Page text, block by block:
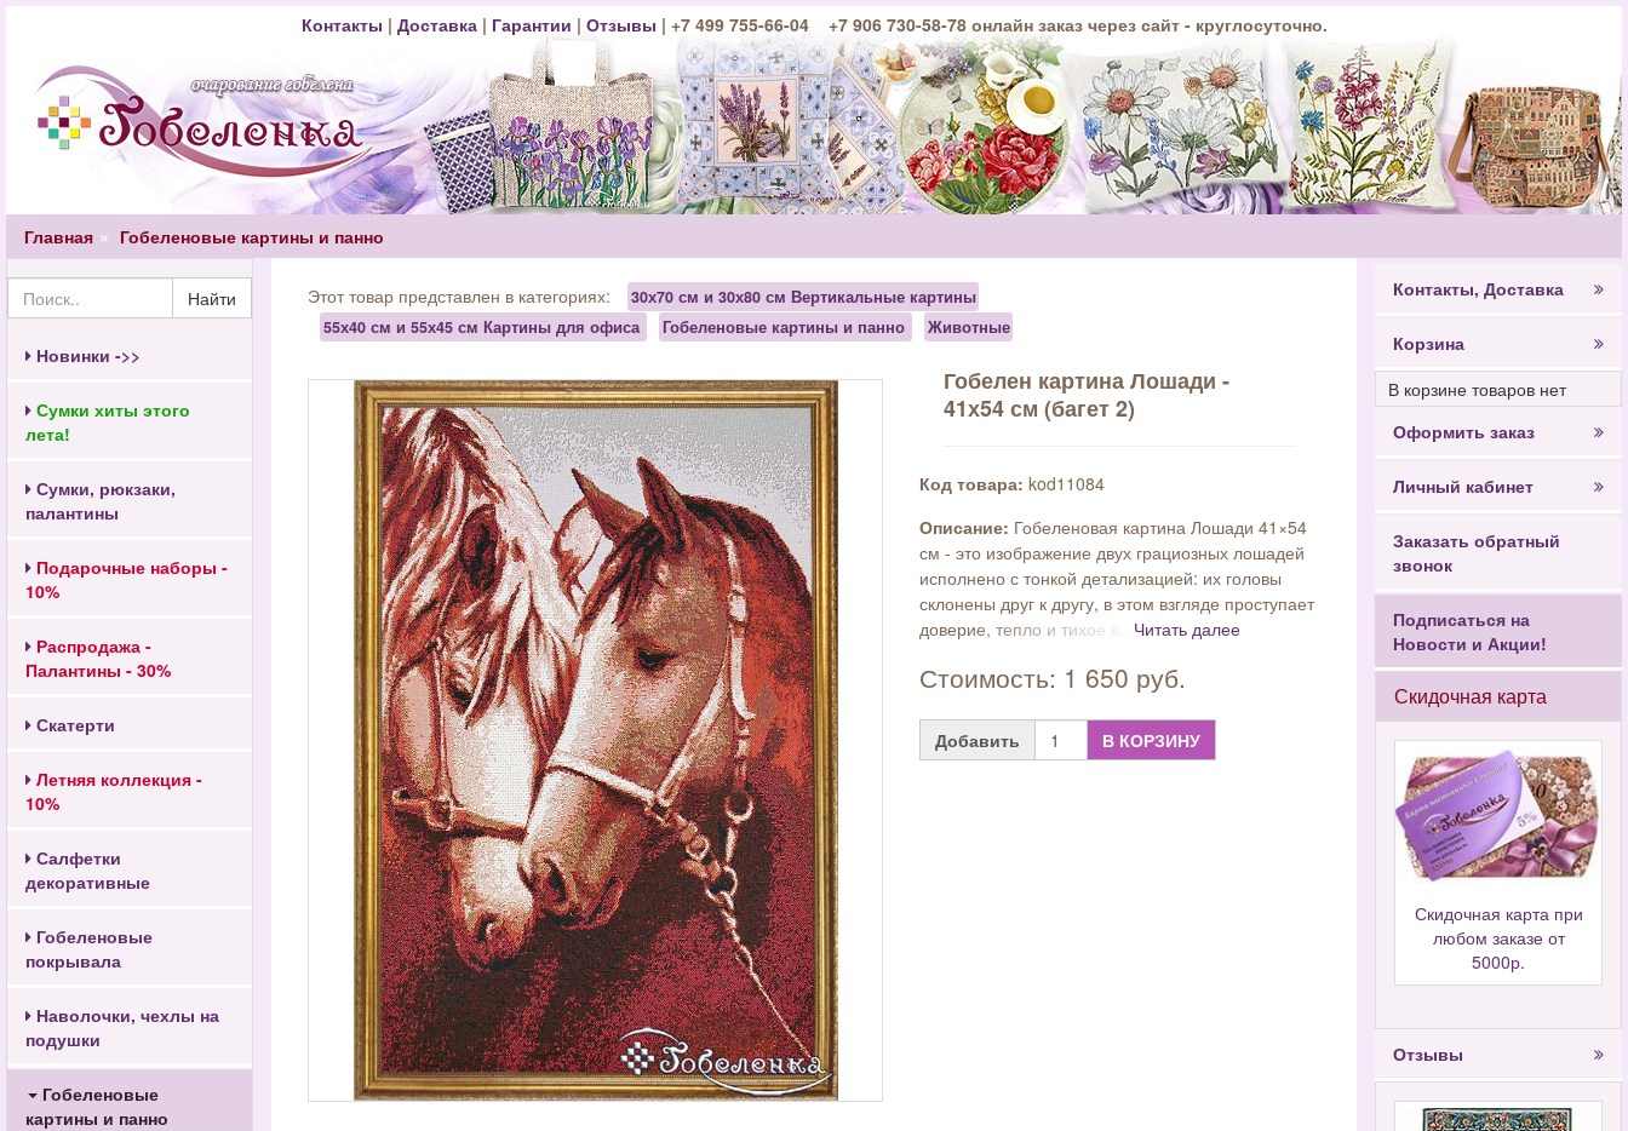
Контакты | Доставка| Гарантии | Отзывы | +7 499 755-66-04 +7 906 730-58-78 онлайн заказ через сайт - круглосуточно.
Главная Гобеленовые картины и панно
Найти
Новинки ->>
Сумки хиты этого
лета!
Сумки, рюкзаки,
палантины
Подарочные наборы -
10%
Распродажа -
Палантины - 30%
Скатерти
Летняя коллекция -
10%
Салфетки
декоративные
Гобеленовые
покрывала
Наволочки, чехлы на
подушки
Гобеленовые
картины и панно
Этот товар представлен в категориях:
30х70 см и 30х80 см Вертикальные картины
55х40 см и 55х45 см Картины для офиса
Гобеленовые картины и панно Животные
Гобелен картина Лошади -
41х54 см (багет 2)
Код товара: kod11084
Описание: Гобеленовая картина Лошади 41×54
см - это изображение двух грациозных лошадей
исполнено с тонкой детализацией: их головы
склонены друг к другу, в этом взгляде проступает
доверие, тепло и тихое в... Читать далее
Стоимость: 1 650 руб.
Добавить В КОРЗИНУ
Контакты, Доставка
Корзина
В корзине товаров нет
Оформить заказ
Личный кабинет
Заказать обратный
звонок
Подписаться на
Новости и Акции!
Скидочная карта
Скидочная карта при
любом заказе от
5000р.
Отзывы